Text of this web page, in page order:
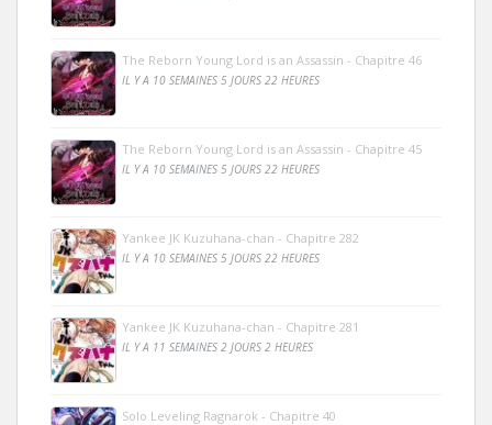
The Reborn Young Lord is an Assassin - Chapitre 46
IL Y A 10 SEMAINES 5 JOURS 22 HEURES
The Reborn Young Lord is an Assassin - Chapitre 45
IL Y A 10 SEMAINES 5 JOURS 22 HEURES
Yankee JK Kuzuhana-chan - Chapitre 282
IL Y A 10 SEMAINES 5 JOURS 22 HEURES
Yankee JK Kuzuhana-chan - Chapitre 281
IL Y A 11 SEMAINES 2 JOURS 2 HEURES
Solo Leveling Ragnarok - Chapitre 40